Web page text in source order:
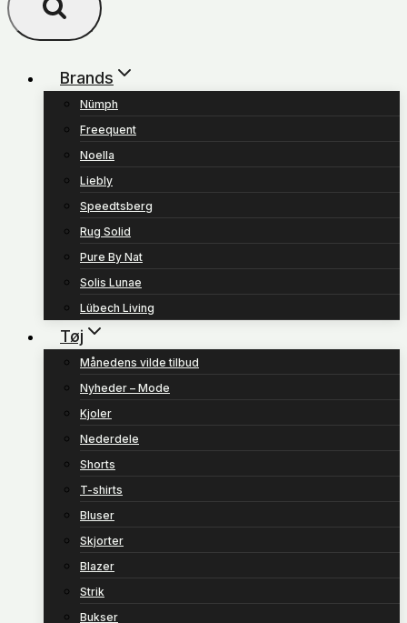
Brands
Nümph
Freequent
Noella
Liebly
Speedtsberg
Rug Solid
Pure By Nat
Solis Lunae
Lübech Living
Tøj
Månedens vilde tilbud
Nyheder – Mode
Kjoler
Nederdele
Shorts
T-shirts
Bluser
Skjorter
Blazer
Strik
Bukser